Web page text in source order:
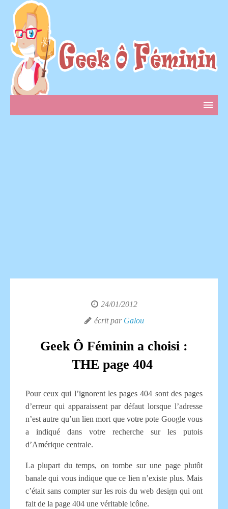
24/01/2012
écrit par Galou
Geek Ô Féminin a choisi :
THE page 404
Pour ceux qui l’ignorent les pages 404 sont des pages
d’erreur qui apparaissent par défaut lorsque l’adresse
n’est autre qu’un lien mort que votre pote Google vous
a indiqué dans votre recherche sur les putois
d’Amérique centrale.
La plupart du temps, on tombe sur une page plutôt
banale qui vous indique que ce lien n’existe plus. Mais
c’était sans compter sur les rois du web design qui ont
fait de la page 404 une véritable icône.